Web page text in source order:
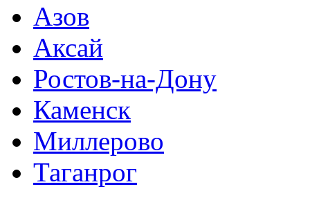
Азов
Аксай
Ростов-на-Дону
Каменск
Миллерово
Таганрог